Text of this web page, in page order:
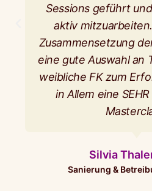
Sessions geführt
aktiv
Zusammensetzung
eine gute Auswahl an
weibliche FK zum
in Allem eine SEHR
Silvia
Sanierung &